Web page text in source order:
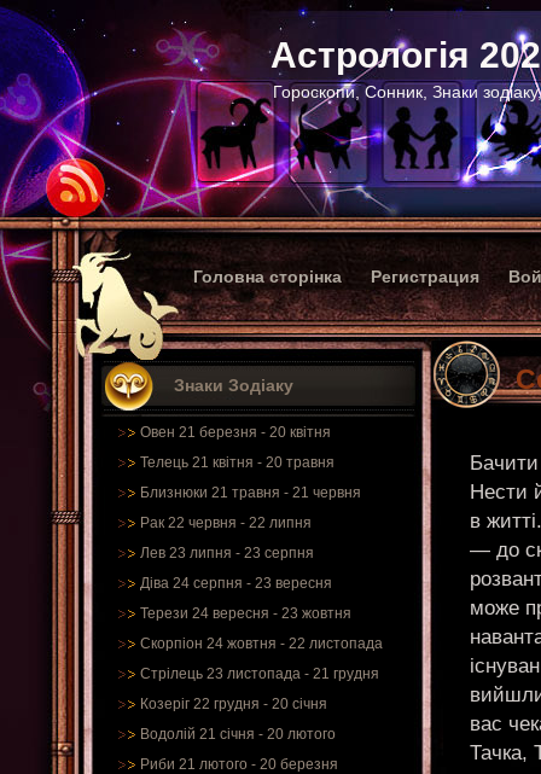
Астрологія
Гороскопи, Сонник, Знаки
Головна сторінка Регистрация
Знаки Зодіаку
Овен 21 березня - 20 квітня
Телець 21 квітня - 20 травня
Близнюки 21 травня - 21 червня
Рак 22 червня - 22 липня
Лев 23 липня - 23 серпня
Діва 24 серпня - 23 вересня
Терези 24 вересня - 23 жовтня
Скорпіон 24 жовтня - 22 листопада
Стрілець 23 листопада - 21 грудня
Козеріг 22 грудня - 20 січня
Водолій 21 січня - 20 лютого
Риби 21 лютого - 20 березня
Нести
в
— до
може
вас
Тачка,